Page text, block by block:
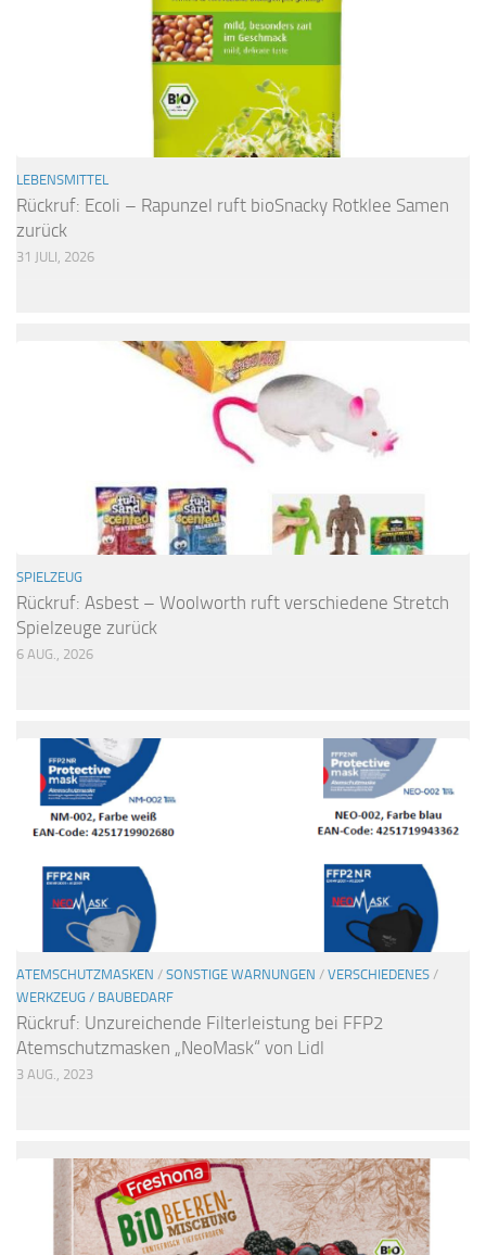
LEBENSMITTEL
Rückruf: Ecoli – Rapunzel ruft bioSnacky Rotklee Samen
zurück
31 JULI, 2026
SPIELZEUG
Rückruf: Asbest – Woolworth ruft verschiedene Stretch
Spielzeuge zurück
6 AUG., 2026
ATEMSCHUTZMASKEN / SONSTIGE WARNUNGEN / VERSCHIEDENES /
WERKZEUG / BAUBEDARF
Rückruf: Unzureichende Filterleistung bei FFP2
Atemschutzmasken „NeoMask“ von Lidl
3 AUG., 2023